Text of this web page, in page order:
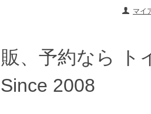
マイ
、予約なら ト
Since 2008